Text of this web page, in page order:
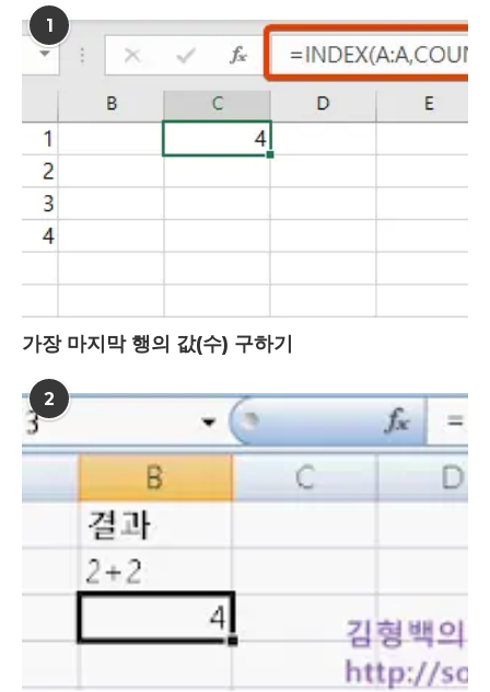
1
가장 마지막 행의 값(수) 구하기
2